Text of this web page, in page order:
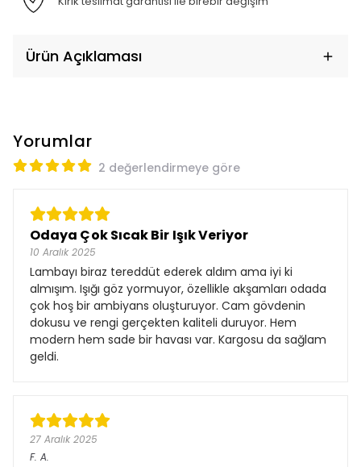
Ürün Açıklaması
Yorumlar
2 değerlendirmeye göre
Odaya Çok Sıcak Bir Işık Veriyor
10 Aralık 2025
Lambayı biraz tereddüt ederek aldım ama iyi ki
almışım. Işığı göz yormuyor, özellikle akşamları odada
çok hoş bir ambiyans oluşturuyor. Cam gövdenin
dokusu ve rengi gerçekten kaliteli duruyor. Hem
modern hem sade bir havası var. Kargosu da sağlam
geldi.
27 Aralık 2025
F. A.